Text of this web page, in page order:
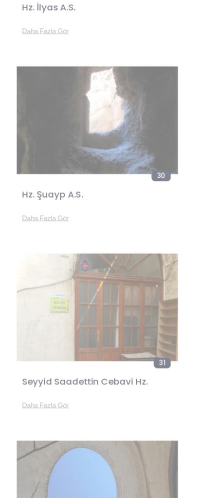
Hz. İlyas A.S.
Daha Fazla Gör
30
Hz. Şuayp A.S.
Daha Fazla Gör
31
Seyyid Saadettin Cebavi Hz.
Daha Fazla Gör